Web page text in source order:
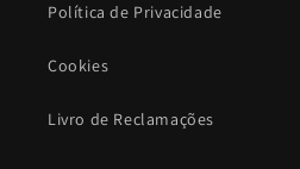
Política de Privacidade
Cookies
Livro de Reclamações